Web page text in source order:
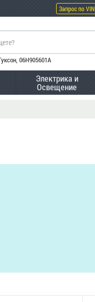
Запрос по VIN
06H905601A
Электрика и
Освещение